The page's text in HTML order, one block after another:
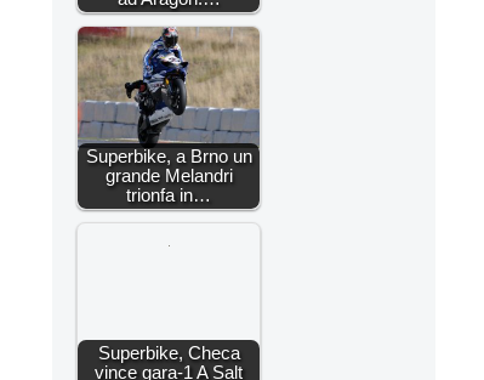
Superbike, a Brno un
grande Melandri
trionfa in…
Superbike, Checa
vince gara-1 A Salt